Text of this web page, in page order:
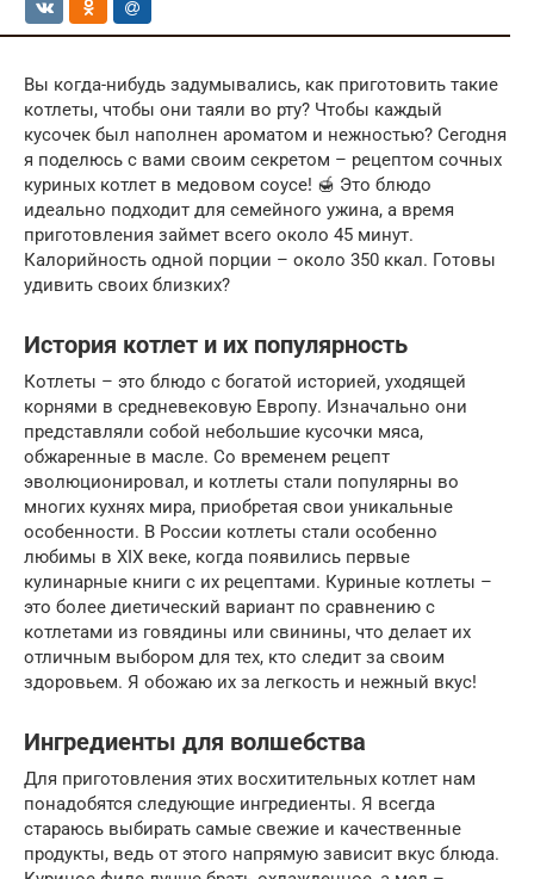
Вы когда-нибудь задумывались, как приготовить такие
котлеты, чтобы они таяли во рту? Чтобы каждый
кусочек был наполнен ароматом и нежностью? Сегодня
я поделюсь с вами своим секретом – рецептом сочных
куриных котлет в медовом соусе! 🍯 Это блюдо
идеально подходит для семейного ужина, а время
приготовления займет всего около 45 минут.
Калорийность одной порции – около 350 ккал. Готовы
удивить своих близких?
История котлет и их популярность
Котлеты – это блюдо с богатой историей, уходящей
корнями в средневековую Европу. Изначально они
представляли собой небольшие кусочки мяса,
обжаренные в масле. Со временем рецепт
эволюционировал, и котлеты стали популярны во
многих кухнях мира, приобретая свои уникальные
особенности. В России котлеты стали особенно
любимы в XIX веке, когда появились первые
кулинарные книги с их рецептами. Куриные котлеты –
это более диетический вариант по сравнению с
котлетами из говядины или свинины, что делает их
отличным выбором для тех, кто следит за своим
здоровьем. Я обожаю их за легкость и нежный вкус!
Ингредиенты для волшебства
Для приготовления этих восхитительных котлет нам
понадобятся следующие ингредиенты. Я всегда
стараюсь выбирать самые свежие и качественные
продукты, ведь от этого напрямую зависит вкус блюда.